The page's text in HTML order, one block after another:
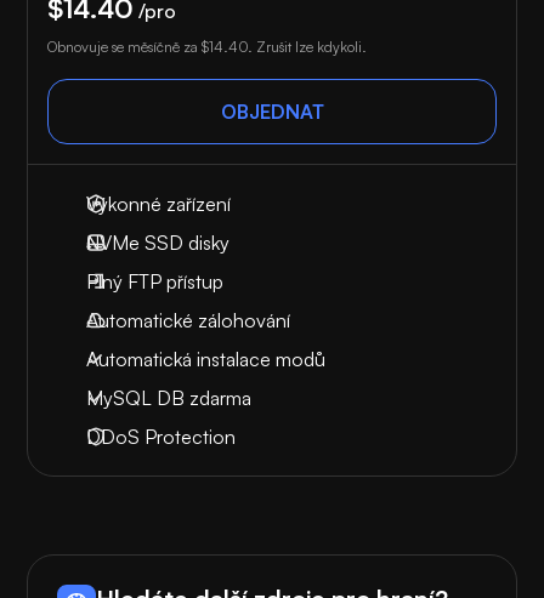
$14.40 /pro
Obnovuje se měsíčně za $14.40 . Zrušit lze kdykoli.
OBJEDNAT
Výkonné zařízení
NVMe SSD disky
Plný FTP přístup
Automatické zálohování
Automatická instalace modů
MySQL DB zdarma
DDoS Protection